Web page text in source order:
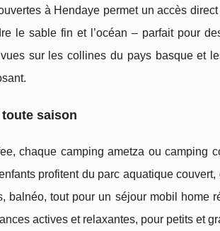
à Hendaye permet un accès
le sable fin et l’océan – parfait pour
sur les collines du pays basque et
saison
chaque camping ametza ou camping
profitent du parc aquatique
balnéo, tout pour un séjour mobil home
actives et relaxantes, pour petits et